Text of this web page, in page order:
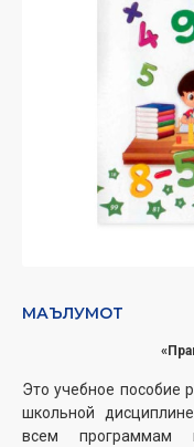
МАЪЛУМОТ
Это учебное пособие
школьной
всем программам